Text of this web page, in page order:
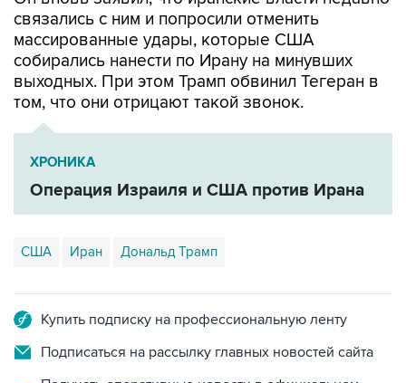
собирались нанести по Ирану на минувших
выходных. При этом Трамп обвинил Тегеран в
том, что они отрицают такой звонок.
ХРОНИКА
Операция Израиля и США против Ирана
США Иран Дональд Трамп
Подписаться на рассылку главных новостей сайта
Получать оперативные новости в официальном
канале